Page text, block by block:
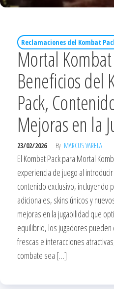
Reclamaciones del Kombat
Mortal
Beneficios del
Pack,
Mejoras en la
23/02/2026 By MARCUS VARELA
El Kombat Pack para Mortal
experiencia de juego al
contenido exclusivo, incluyendo
adicionales, skins únicos y
mejoras en la jugabilidad que
equilibrio, los jugadores
frescas e interacciones
combate sea […]